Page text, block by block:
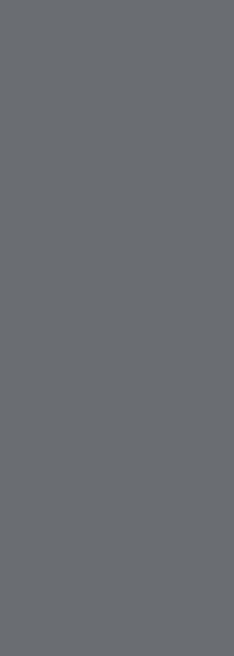
lid van ons Vacature Via